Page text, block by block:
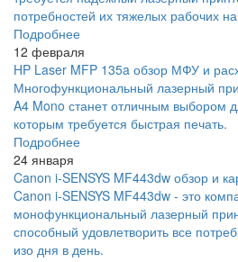
потребностей их тяжелых рабочих
Подробнее
12 февраля
HP Laser MFP 135a обзор МФУ и
Многофункциональный лазерный
A4 Mono станет отличным выбором
которым требуется быстрая печать.
Подробнее
24 января
Canon i-SENSYS MF443dw обзор и
Canon i-SENSYS MF443dw - это
монофункциональный лазерный
способный удовлетворить все
изо дня в день.